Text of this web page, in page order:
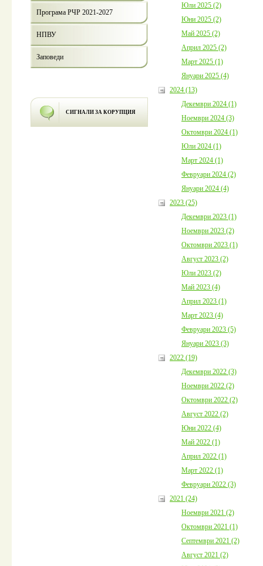
Програма РЧР 2021-2027
НПВУ
Заповеди
СИГНАЛИ ЗА КОРУПЦИЯ
Юли 2025 (2)
Юни 2025 (2)
Май 2025 (2)
Април 2025 (2)
Март 2025 (1)
Януари 2025 (4)
2024 (13)
Декември 2024 (1)
Ноември 2024 (3)
Октомври 2024 (1)
Юли 2024 (1)
Март 2024 (1)
Февруари 2024 (2)
Януари 2024 (4)
2023 (25)
Декември 2023 (1)
Ноември 2023 (2)
Октомври 2023 (1)
Август 2023 (2)
Юли 2023 (2)
Май 2023 (4)
Април 2023 (1)
Март 2023 (4)
Февруари 2023 (5)
Януари 2023 (3)
2022 (19)
Декември 2022 (3)
Ноември 2022 (2)
Октомври 2022 (2)
Август 2022 (2)
Юни 2022 (4)
Май 2022 (1)
Април 2022 (1)
Март 2022 (1)
Февруари 2022 (3)
2021 (24)
Ноември 2021 (2)
Октомври 2021 (1)
Септември 2021 (2)
Август 2021 (2)